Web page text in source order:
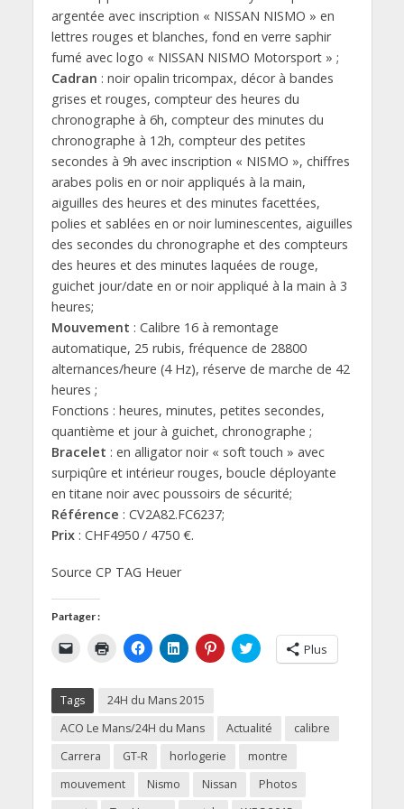
argentée avec inscription « NISSAN NISMO » en
lettres rouges et blanches, fond en verre saphir
fumé avec logo « NISSAN NISMO Motorsport » ;
Cadran : noir opalin tricompax, décor à bandes
grises et rouges, compteur des heures du
chronographe à 6h, compteur des minutes du
chronographe à 12h, compteur des petites
secondes à 9h avec inscription « NISMO », chiffres
arabes polis en or noir appliqués à la main,
aiguilles des heures et des minutes facettées,
polies et sablées en or noir luminescentes, aiguilles
des secondes du chronographe et des compteurs
des heures et des minutes laquées de rouge,
guichet jour/date en or noir appliqué à la main à 3
heures;
Mouvement : Calibre 16 à remontage
automatique, 25 rubis, fréquence de 28800
alternances/heure (4 Hz), réserve de marche de 42
heures ;
Fonctions : heures, minutes, petites secondes,
quantième et jour à guichet, chronographe ;
Bracelet : en alligator noir « soft touch » avec
surpiqûre et intérieur rouges, boucle déployante
en titane noir avec poussoirs de sécurité;
Référence : CV2A82.FC6237;
Prix: CHF4950 / 4750 €.
Source CP TAG Heuer
Partager :
u
e
r
p
u
r
n
u
e
p
m
C
l
u
e
p
u
r
a
C
l
u
e
p
u
r
C
l
u
r
a
C
l
p
u
r
a
Plus
Tags
24H du Mans 2015
ACO Le Mans/24H du Mans
Actualité
calibre
Carrera
GT-R horlogerie
montre
mouvement
Nismo Nissan
Photos